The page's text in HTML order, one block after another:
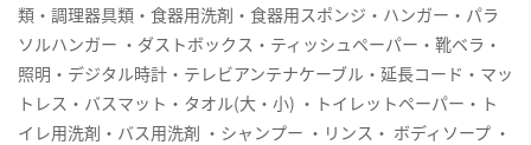
類・調理器具類・食器用洗剤・食器用スポンジ・ハンガー・パラ
ソルハンガー ・ダストボックス・ティッシュペーパー・靴ベラ・
照明・デジタル時計・テレビアンテナケーブル・延長コード・マッ
トレス・バスマット・タオル(大・小) ・トイレットペーパー・ト
イレ用洗剤・バス用洗剤 ・シャンプー ・リンス・ ボディソープ ・